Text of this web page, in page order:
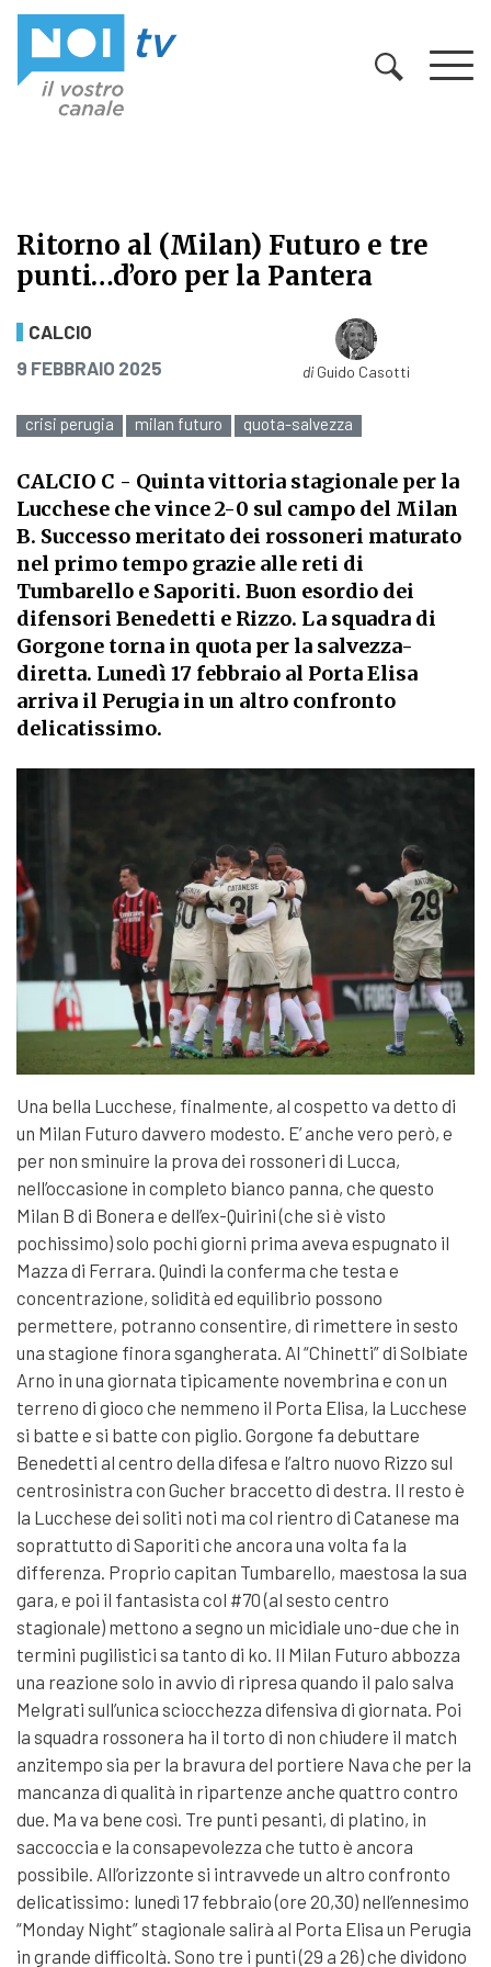
Ritorno al (Milan) Futuro e tre
punti…d’oro per la Pantera
Ritorno al (Milan) Futuro e tre
CALCIO
PUBBLICATO IL
9 FEBBRAIO 2025 diGuido Casotti
crisi perugia milan futuro quota-salvezza
CALCIO C - Quinta vittoria stagionale per la
Lucchese che vince 2-0 sul campo del Milan
B. Successo meritato dei rossoneri maturato
nel primo tempo grazie alle reti di
Tumbarello e Saporiti. Buon esordio dei
difensori Benedetti e Rizzo. La squadra di
Gorgone torna in quota per la salvezza-
diretta. Lunedì 17 febbraio al Porta Elisa
arriva il Perugia in un altro confronto
delicatissimo.
Una bella Lucchese, finalmente, al cospetto va detto di
un Milan Futuro davvero modesto. E’ anche vero però, e
per non sminuire la prova dei rossoneri di Lucca,
nell’occasione in completo bianco panna, che questo
Milan B di Bonera e dell’ex-Quirini (che si è visto
pochissimo) solo pochi giorni prima aveva espugnato il
Mazza di Ferrara. Quindi la conferma che testa e
concentrazione, solidità ed equilibrio possono
permettere, potranno consentire, di rimettere in sesto
una stagione finora sgangherata. Al “Chinetti” di Solbiate
Arno in una giornata tipicamente novembrina e con un
terreno di gioco che nemmeno il Porta Elisa, la Lucchese
si batte e si batte con piglio. Gorgone fa debuttare
Benedetti al centro della difesa e l’altro nuovo Rizzo sul
centrosinistra con Gucher braccetto di destra. Il resto è
la Lucchese dei soliti noti ma col rientro di Catanese ma
soprattutto di Saporiti che ancora una volta fa la
differenza. Proprio capitan Tumbarello, maestosa la sua
gara, e poi il fantasista col #70 (al sesto centro
stagionale) mettono a segno un micidiale uno-due che in
termini pugilistici sa tanto di ko. Il Milan Futuro abbozza
una reazione solo in avvio di ripresa quando il palo salva
Melgrati sull’unica sciocchezza difensiva di giornata. Poi
la squadra rossonera ha il torto di non chiudere il match
anzitempo sia per la bravura del portiere Nava che per la
mancanza di qualità in ripartenze anche quattro contro
due. Ma va bene così. Tre punti pesanti, di platino, in
saccoccia e la consapevolezza che tutto è ancora
possibile. All’orizzonte si intravvede un altro confronto
delicatissimo: lunedì 17 febbraio (ore 20,30) nell’ennesimo
“Monday Night” stagionale salirà al Porta Elisa un Perugia
in grande difficoltà. Sono tre i punti (29 a 26) che dividono